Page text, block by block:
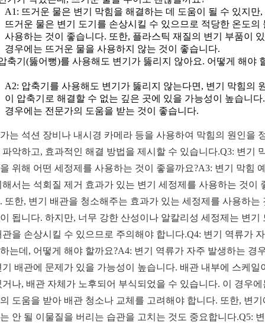
A1: 뜨거운 물은 변기 막힘을 해결하는 데 도움이 될 수 있지만,
뜨거운 물은 변기 도기를 손상시킬 수 있으므로 적당한 온도의
사용하는 것이 좋습니다. 또한, 플라스틱 재질의 변기 부품이
경우에는 뜨거운 물을 사용하지 않는 것이 좋습니다.
축기(뚫어뻥)를 사용해도 변기가 뚫리지 않아요. 어떻게 해야
A2: 압축기를 사용해도 변기가 뚫리지 않는다면, 변기 막힘의
이 압축기로 해결할 수 없는 깊은 곳에 있을 가능성이 높습니다
경우에는 전문가의 도움을 받는 것이 좋습니다.
는 석션 장비나 내시경 카메라 등을 사용하여 막힘의 원인을
파악하고, 효과적인 해결 방법을 제시할 수 있습니다.Q3: 변기
위해 어떤 세정제를 사용하는 것이 좋을까요?A3: 변기 막힘
해서는 석회질 제거 효과가 있는 변기 세정제를 사용하는 것이
또한, 변기 배관을 청소해주는 효과가 있는 세정제를 사용하는
됩니다. 하지만, 너무 강한 산성이나 알칼리성 세정제는 변기
관을 손상시킬 수 있으므로 주의해야 합니다.Q4: 변기 역류가
는데, 어떻게 해야 할까요?A4: 변기 역류가 자주 발생하는 경
기 배관에 문제가 있을 가능성이 높습니다. 배관 내부에 스케일
거나, 배관 자체가 노후되어 부식되었을 수 있습니다. 이 경우에
도움을 받아 배관 청소나 교체를 고려해야 합니다. 또한, 변기
안 될 이물질을 버리는 습관을 고치는 것도 중요합니다.Q5: